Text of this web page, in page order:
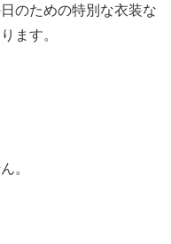
のための特別な衣装な
ます。
。